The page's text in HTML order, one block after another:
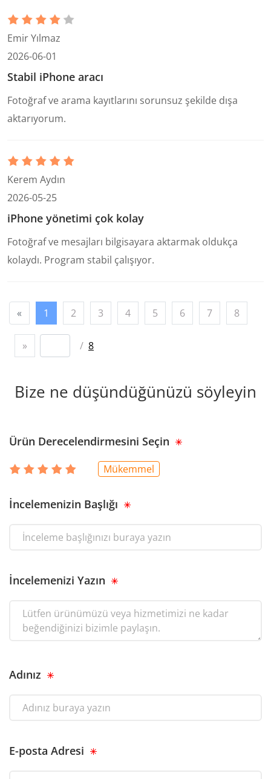
Emir Yılmaz
2026-06-01
Stabil iPhone aracı
Fotoğraf ve arama kayıtlarını sorunsuz şekilde dışa
aktarıyorum.
Kerem Aydın
2026-05-25
iPhone yönetimi çok kolay
Fotoğraf ve mesajları bilgisayara aktarmak oldukça
kolaydı. Program stabil çalışıyor.
« 1 2 3 4 5 6 7 8
» / 8
Bize ne düşündüğünüzü söyleyin
Ürün Derecelendirmesini Seçin
Mükemmel
İncelemenizin Başlığı
İncelemenizi Yazın
Adınız
E-posta Adresi